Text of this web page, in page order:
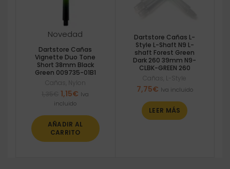
Novedad
Dartstore Cañas
Vignette Duo Tone
Short 38mm Black
Green 009735-01B1
Cañas Nylon
El
precio
era:
1,35€.
1,15€ El
es:
1,15€.
Iva
incluido
AÑADIR AL
CARRITO
Dartstore Cañas L-
Style L-Shaft N9 L-
shaft Forest Green
Dark 260 39mm N9-
CLBK-GREEN 260
Cañas L-Style
7,75€ Iva incluido
LEER MÁS